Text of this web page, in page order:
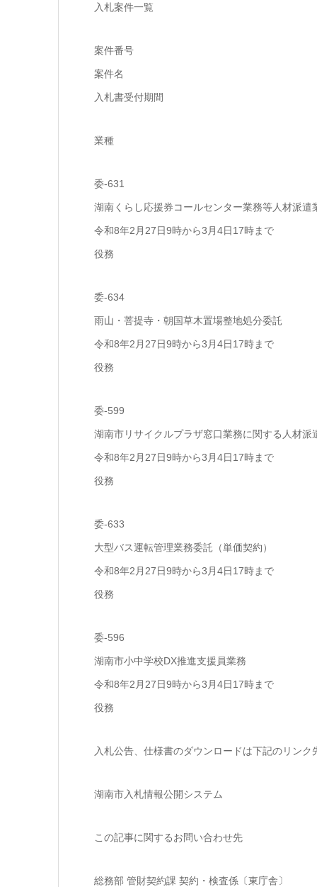
入札案件一覧
案件番号
案件名
入札書受付期間
業種
委-631
湖南くらし応援券コールセンター業務等人材派遣
令和8年2月27日9時から3月4日17時まで
役務
委-634
雨山・菩提寺・朝国草木置場整地処分委託
令和8年2月27日9時から3月4日17時まで
役務
委-599
湖南市リサイクルプラザ窓口業務に関する人材派
令和8年2月27日9時から3月4日17時まで
役務
委-633
大型バス運転管理業務委託（単価契約）
令和8年2月27日9時から3月4日17時まで
役務
委-596
湖南市小中学校DX推進支援員業務
令和8年2月27日9時から3月4日17時まで
役務
入札公告、仕様書のダウンロードは下記のリンク
湖南市入札情報公開システム
この記事に関するお問い合わせ先
総務部 管財契約課 契約・検査係〔東庁舎〕